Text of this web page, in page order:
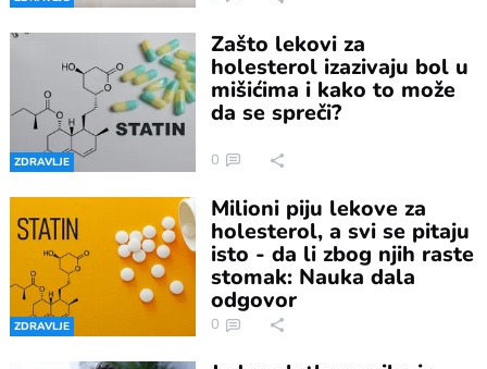
ZDRAVLJE
Zašto lekovi za
holesterol izazivaju bol u
mišićima i kako to može
da se spreči?
0
ZDRAVLJE
Milioni piju lekove za
holesterol, a svi se pitaju
isto - da li zbog njih raste
stomak: Nauka dala
odgovor
0